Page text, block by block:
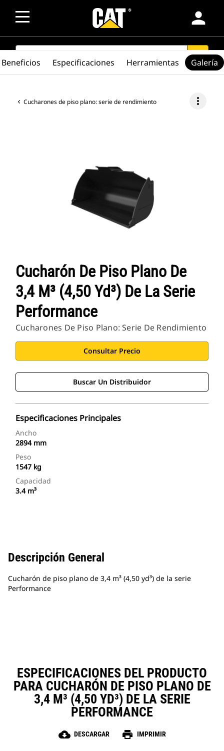
person
SEARCH search
Cucharones de piso plano: serie de rendimiento more_vert
Cucharón De Piso Plano De
3,4 M³ (4,50 Yd³) De La Serie
Performance
Cucharones De Piso Plano: Serie De Rendimiento
Consultar Precio
Buscar Un Distribuidor
Especificaciones Principales
Ancho
2894 mm
Peso
1547 kg
Capacidad
3.4 m³
Beneficios Especificaciones Herramientas Galería
Descripción General
Cucharón de piso plano de 3,4 m³ (4,50 yd³) de la serie
Performance
ESPECIFICACIONES DEL PRODUCTO
PARA CUCHARÓN DE PISO PLANO DE
3,4 M³ (4,50 YD³) DE LA SERIE
PERFORMANCE
cloud_download DESCARGAR print IMPRIMIR